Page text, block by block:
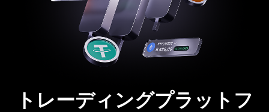
トレーディングプラットフ